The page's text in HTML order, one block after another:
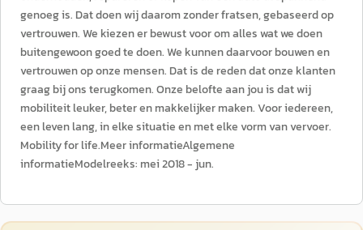
genoeg is. Dat doen wij daarom zonder fratsen, gebaseerd op
vertrouwen. We kiezen er bewust voor om alles wat we doen
buitengewoon goed te doen. We kunnen daarvoor bouwen en
vertrouwen op onze mensen. Dat is de reden dat onze klanten
graag bij ons terugkomen. Onze belofte aan jou is dat wij
mobiliteit leuker, beter en makkelijker maken. Voor iedereen,
een leven lang, in elke situatie en met elke vorm van vervoer.
Mobility for life.Meer informatieAlgemene
informatieModelreeks: mei 2018 - jun.